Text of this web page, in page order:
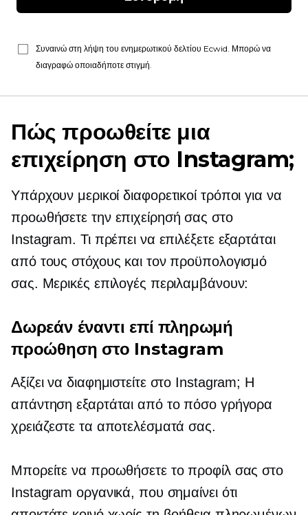
Συναινώ στη λήψη του ενημερωτικού δελτίου Ecwid. Μπορώ να
διαγραφώ οποιαδήποτε στιγμή.
Πώς προωθείτε μια
επιχείρηση στο Instagram;
Υπάρχουν μερικοί διαφορετικοί τρόποι για να
προωθήσετε την επιχείρησή σας στο
Instagram. Τι πρέπει να επιλέξετε εξαρτάται
από τους στόχους και τον προϋπολογισμό
σας. Μερικές επιλογές περιλαμβάνουν:
Δωρεάν έναντι επί πληρωμή
προώθηση στο Instagram
Αξίζει να διαφημιστείτε στο Instagram; Η
απάντηση εξαρτάται από το πόσο γρήγορα
χρειάζεστε τα αποτελέσματά σας.
Μπορείτε να προωθήσετε το προφίλ σας στο
Instagram οργανικά, που σημαίνει ότι